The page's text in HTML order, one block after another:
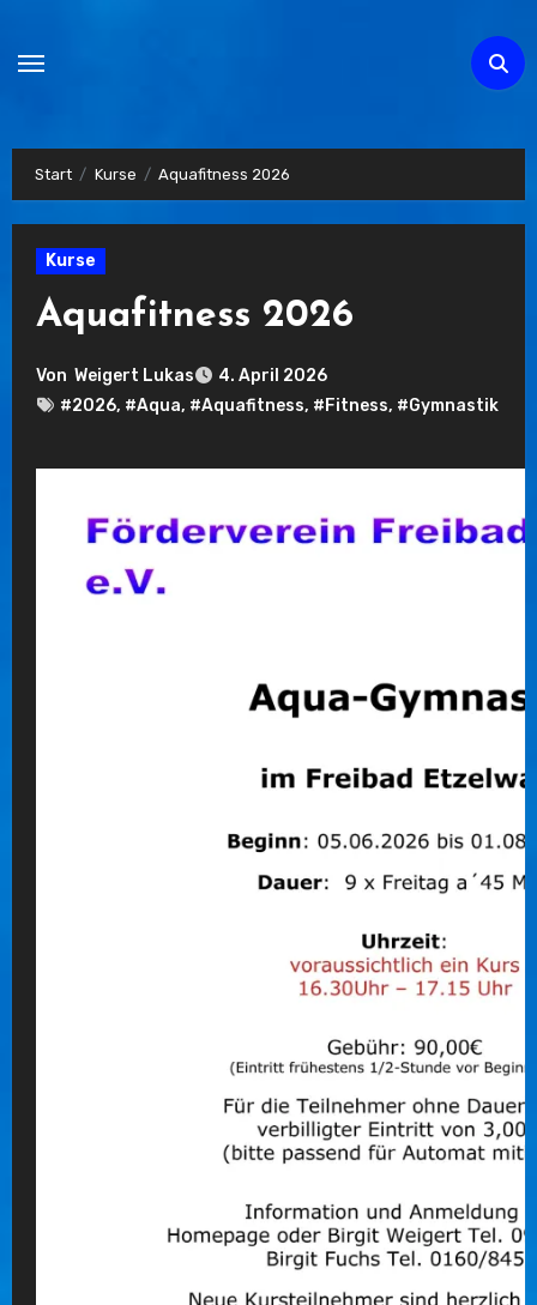
Start Kurse Aquafitness 2026
Kurse
Aquafitness 2026
Von Weigert Lukas
4. April 2026
#2026, #Aqua, #Aquafitness, #Fitness, #Gymnastik